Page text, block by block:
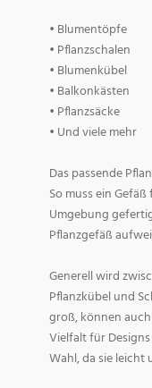
• Blumentöpfe
• Pflanzschalen
• Blumenkübel
• Balkonkästen
• Pflanzsäcke
• Und viele mehr
Das passende
So muss ein
Umgebung
Pflanzgefäß
Generell wird
Pflanzkübel und
groß, können
Vielfalt für
Wahl, da sie leicht